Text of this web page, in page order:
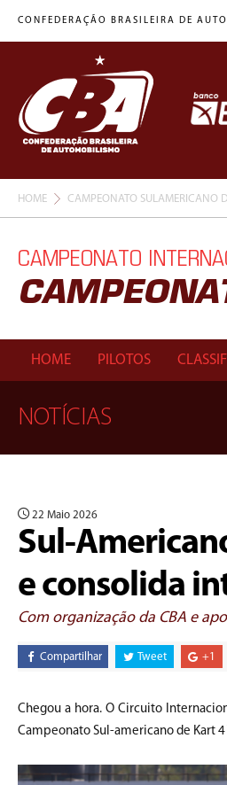
CONFEDERAÇÃO BRASILEIRA DE
HOME CAMPEONATO SULAMERICANO
CAMPEONATO
HOME PILOTOS
NOTÍCIAS
22 Maio 2026
Sul-
e consolida
Com organização da CBA e
Compartilhar Tweet +1
Chegou a hora. O Circuito
Campeonato Sul-americano de Kart 4